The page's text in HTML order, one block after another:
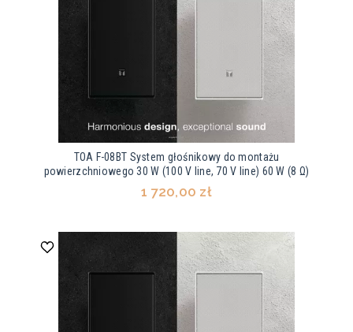
TOA F-08BT System głośnikowy do montażu
powierzchniowego 30 W (100 V line, 70 V line) 60 W (8 Ω)
1 720,00 zł